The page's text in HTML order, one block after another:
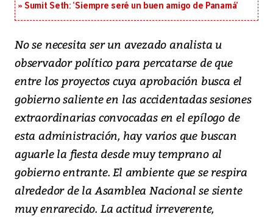
Sumit Seth: ‘Siempre seré un buen amigo de Panamá’
No se necesita ser un avezado analista u
observador político para percatarse de que
entre los proyectos cuya aprobación busca el
gobierno saliente en las accidentadas sesiones
extraordinarias convocadas en el epílogo de
esta administración, hay varios que buscan
aguarle la fiesta desde muy temprano al
gobierno entrante. El ambiente que se respira
alrededor de la Asamblea Nacional se siente
muy enrarecido. La actitud irreverente,